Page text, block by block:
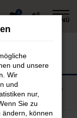
0
MENÜ
in Rosenheim
und unsere
Wir
und
nur,
Sie zu
können